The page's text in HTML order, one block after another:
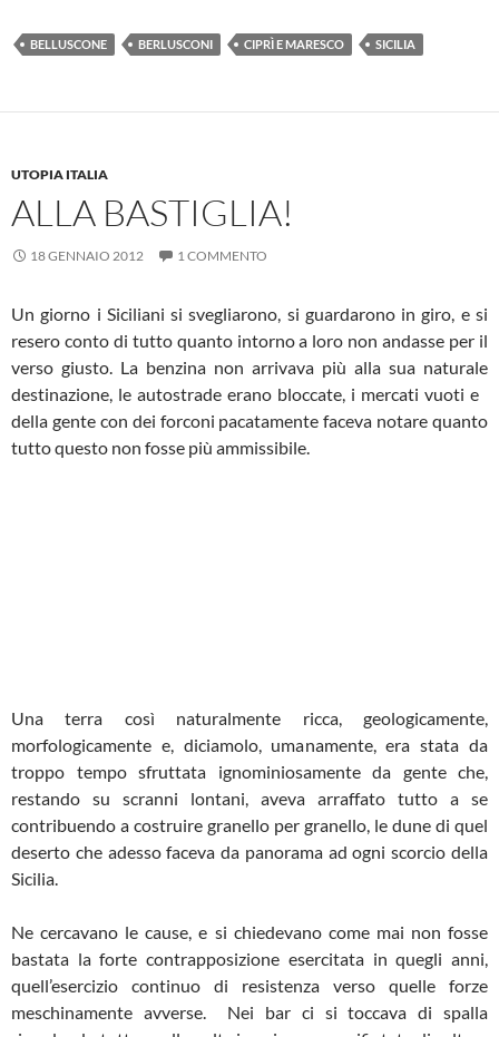
BELLUSCONE BERLUSCONI CIPRÌ E MARESCO SICILIA
UTOPIA ITALIA
ALLA BASTIGLIA!
18 GENNAIO 2012 1 COMMENTO
Un giorno i Siciliani si svegliarono, si guardarono in giro, e si
resero conto di tutto quanto intorno a loro non andasse per il
verso giusto. La benzina non arrivava più alla sua naturale
destinazione, le autostrade erano bloccate, i mercati vuoti e
della gente con dei forconi pacatamente faceva notare quanto
tutto questo non fosse più ammissibile.
Una terra così naturalmente ricca, geologicamente,
morfologicamente e, diciamolo, umanamente, era stata da
troppo tempo sfruttata ignominiosamente da gente che,
restando su scranni lontani, aveva arraffato tutto a se
contribuendo a costruire granello per granello, le dune di quel
deserto che adesso faceva da panorama ad ogni scorcio della
Sicilia.
Ne cercavano le cause, e si chiedevano come mai non fosse
bastata la forte contrapposizione esercitata in quegli anni,
quell’esercizio continuo di resistenza verso quelle forze
meschinamente avverse. Nei bar ci si toccava di spalla